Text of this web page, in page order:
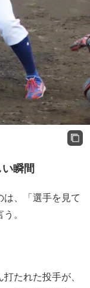
瞬間
、「選手を見て
。
たれた投手が、